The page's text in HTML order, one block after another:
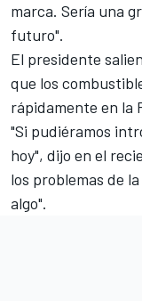
marca. Sería una
futuro".
El presidente
que los
rápidamente en la
"Si pudiéramos
hoy", dijo en el
los problemas de
algo".